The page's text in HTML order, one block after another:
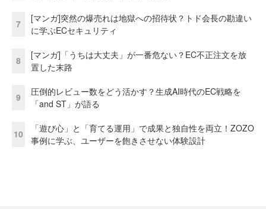
7
[マンガ]突然の爆売れは地獄への招待状？トド会長の勘違い
に学ぶECセキュリティ
8
[マンガ]「うちは大丈夫」が一番危ない？EC不正注文を放
置した末路
9
圧倒的レビュー数をどう活かす？生成AI時代のEC戦略を
「and ST」が語る
10
「遊び心」と「育てる運用」で成果と独自性を両立！ZOZO
事例に学ぶ、ユーザーを飽きさせない体験設計